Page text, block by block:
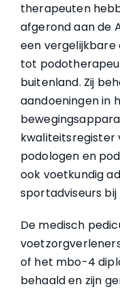
therapeuten
afgerond aan de
een vergelijkbare
tot
buitenland. Zij
aandoeningen in
kwaliteitsregister
podologen en
ook voetkundig
sportadviseurs bij
De medisch
of het mbo-4
behaald en zijn